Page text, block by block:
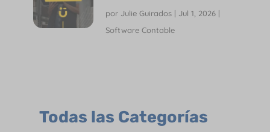
por Julie Guirados| Jul 1, 2026|
Software Contable
Todas las Categorías